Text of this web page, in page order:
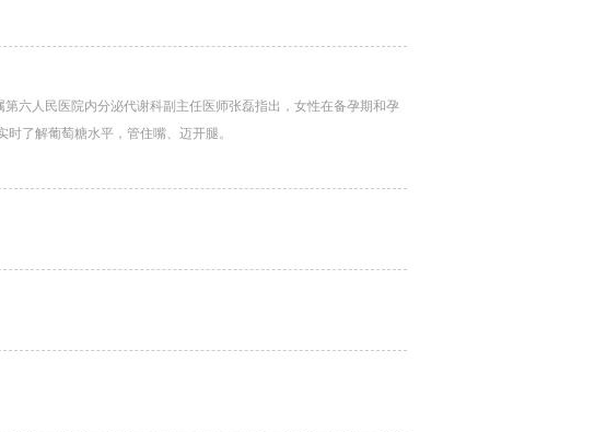
六人民医院内分泌代谢科副主任医师张磊指出，女性在备孕期和孕
了解葡萄糖水平，管住嘴、迈开腿。